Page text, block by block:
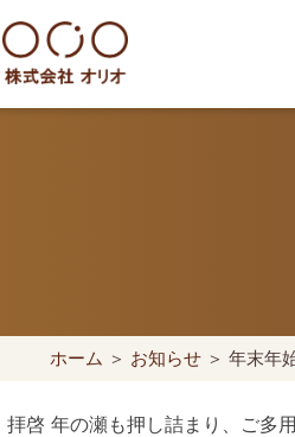
世田谷区の相続・空き
ホーム ＞ お知らせ ＞ 年末年
拝啓 年の瀬も押し詰まり、ご多